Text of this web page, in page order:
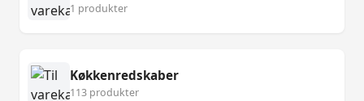
1 produkter
Køkkenredskaber
113 produkter